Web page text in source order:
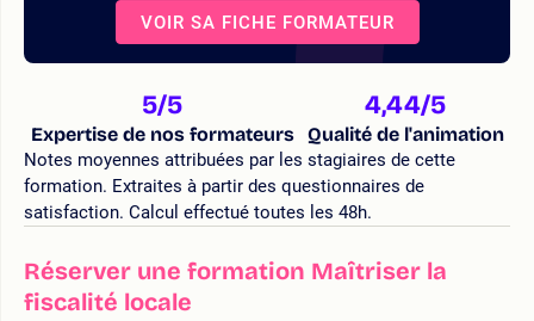
VOIR SA FICHE FORMATEUR
5/5
Expertise de nos formateurs
4,44/5
Qualité de l'animation
Notes moyennes attribuées par les stagiaires de cette
formation. Extraites à partir des questionnaires de
satisfaction. Calcul effectué toutes les 48h.
Réserver une formation Maîtriser la
fiscalité locale